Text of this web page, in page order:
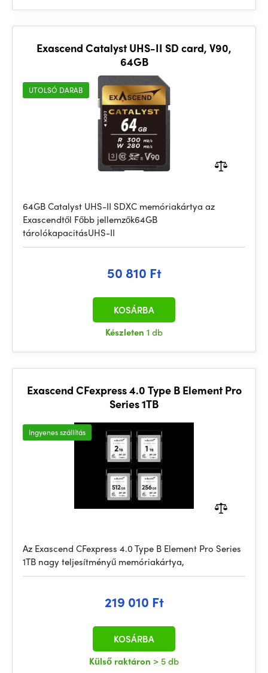
Exascend Catalyst UHS-II SD card, V90,
64GB
UTOLSÓ DARAB
64GB Catalyst UHS-II SDXC memóriakártya az
Exascendtől Főbb jellemzők64GB
tárolókapacitásUHS-II
50 810 Ft
Készleten 1 db
KOSÁRBA
Exascend CFexpress 4.0 Type B Element Pro
Series 1TB
Ingyenes szállítás
Az Exascend CFexpress 4.0 Type B Element Pro Series
1TB nagy teljesítményű memóriakártya,
219 010 Ft
Külső raktáron > 5 db
KOSÁRBA